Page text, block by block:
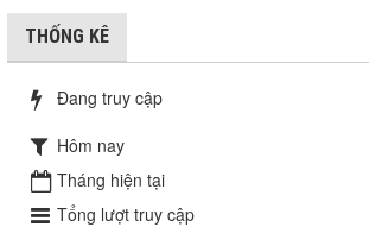
THỐNG KÊ
Đang truy cập
Hôm nay
Tháng hiện tại
Tổng lượt truy cập